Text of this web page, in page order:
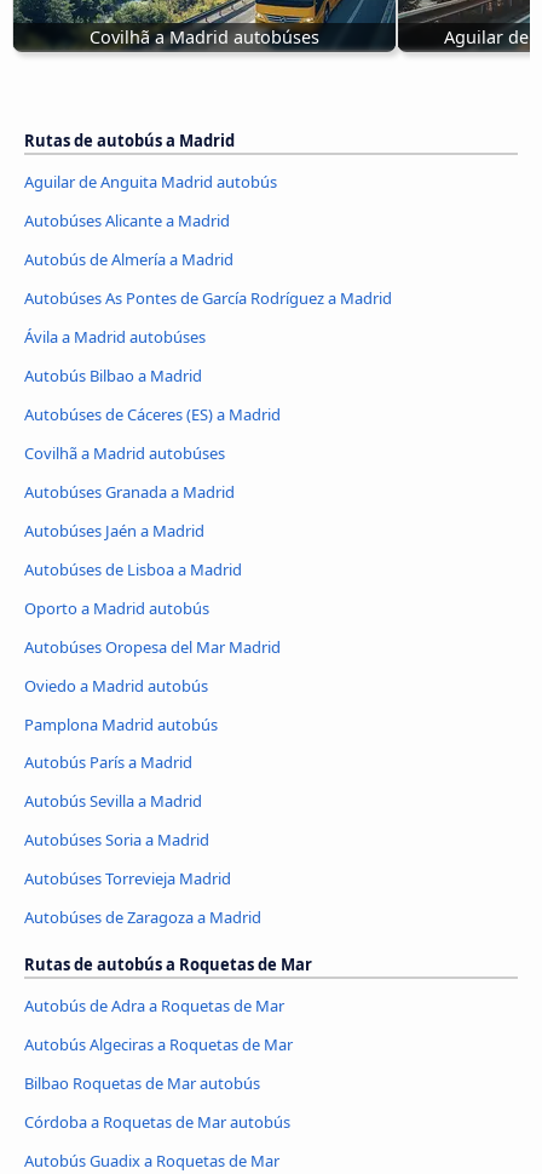
Covilhã a Madrid autobúses Aguilar de
Rutas de autobús a Madrid
Aguilar de Anguita Madrid autobús
Autobúses Alicante a Madrid
Autobús de Almería a Madrid
Autobúses As Pontes de García Rodríguez a Madrid
Ávila‎ a Madrid autobúses
Autobús Bilbao a Madrid
Autobúses de Cáceres‎‎ (ES) a Madrid
Covilhã a Madrid autobúses
Autobúses Granada a Madrid
Autobúses Jaén a Madrid
Autobúses de Lisboa a Madrid
Oporto a Madrid autobús
Autobúses Oropesa del Mar Madrid
Oviedo a Madrid autobús
Pamplona Madrid autobús
Autobús París a Madrid
Autobús Sevilla a Madrid
Autobúses Soria a Madrid
Autobúses Torrevieja Madrid
Autobúses de Zaragoza a Madrid
Rutas de autobús a Roquetas de Mar
Autobús de Adra a Roquetas de Mar
Autobús Algeciras a Roquetas de Mar
Bilbao Roquetas de Mar autobús
Córdoba a Roquetas de Mar autobús
Autobús Guadix a Roquetas de Mar